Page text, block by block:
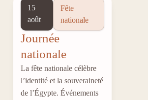
15
août
Fête
nationale
Journée
nationale
La fête nationale célèbre
l’identité et la souveraineté
de l’Égypte. Événements